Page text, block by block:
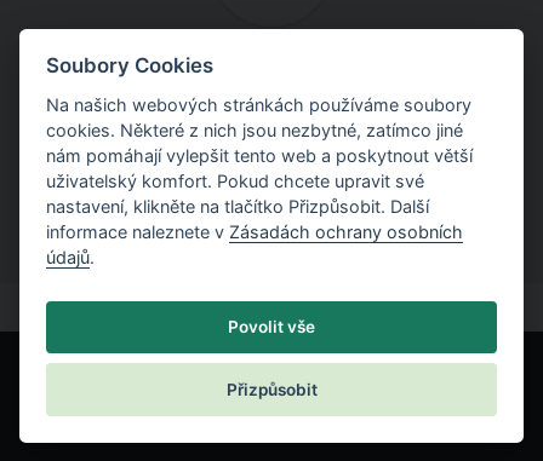
Inženýrské manuály
Stáhněte si manuály s teoretickými i praktickými ukázkami
použití programů.
Soubory Cookies
Na našich webových stránkách používáme soubory
cookies. Některé z nich jsou nezbytné, zatímco jiné
nám pomáhají vylepšit tento web a poskytnout větší
uživatelský komfort. Pokud chcete upravit své
nastavení, klikněte na tlačítko Přizpůsobit. Další
informace naleznete v Zásadách ochrany osobních
údajů.
Povolit vše
Přizpůsobit